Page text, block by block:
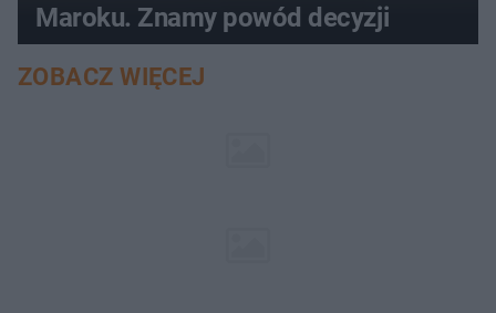
Maroku. Znamy powód decyzji
ZOBACZ WIĘCEJ